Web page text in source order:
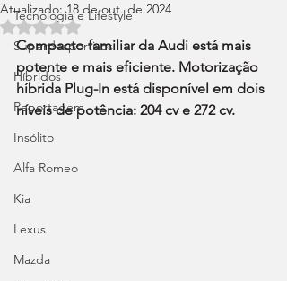
Tecnologia e Lifestyle
Superdesportivos
Híbridos
Reportagem
Insólito
Alfa Romeo
Kia
Lexus
Mazda
Atualizado:18 de out. de 2024
Avaliado com NaN de 5 estrelas.
Compacto familiar da Audi está mais
potente e mais eficiente. Motorização
híbrida Plug-In está disponível em dois
níveis de potência: 204 cv e 272 cv.